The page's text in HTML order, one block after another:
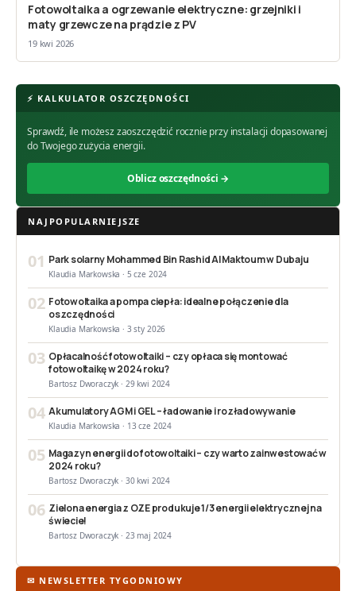
Fotowoltaika a ogrzewanie elektryczne: grzejniki i
maty grzewcze na prądzie z PV
19 kwi 2026
⚡ KALKULATOR OSZCZĘDNOŚCI
Sprawdź, ile możesz zaoszczędzić rocznie przy instalacji dopasowanej
do Twojego zużycia energii.
Oblicz oszczędności →
NAJPOPULARNIEJSZE
01 Park solarny Mohammed Bin Rashid Al Maktoum w Dubaju
Klaudia Markowska · 5 cze 2024
02 Fotowoltaika a pompa ciepła: idealne połączenie dla
oszczędności
Klaudia Markowska · 3 sty 2026
03 Opłacalność fotowoltaiki – czy opłaca się montować
fotowoltaikę w 2024 roku?
Bartosz Dworaczyk · 29 kwi 2024
04 Akumulatory AGM i GEL – ładowanie i rozładowywanie
Klaudia Markowska · 13 cze 2024
05 Magazyn energii do fotowoltaiki – czy warto zainwestować w
2024 roku?
Bartosz Dworaczyk · 30 kwi 2024
06 Zielona energia z OZE produkuje 1/3 energii elektrycznej na
świecie!
Bartosz Dworaczyk · 23 maj 2024
✉ NEWSLETTER TYGODNIOWY